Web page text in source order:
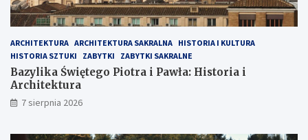
ARCHITEKTURA ARCHITEKTURA SAKRALNA HISTORIA I KULTURA
HISTORIA SZTUKI
ZABYTKI ZABYTKI SAKRALNE
Bazylika Świętego Piotra i Pawła: Historia i
Architektura
7 sierpnia 2026